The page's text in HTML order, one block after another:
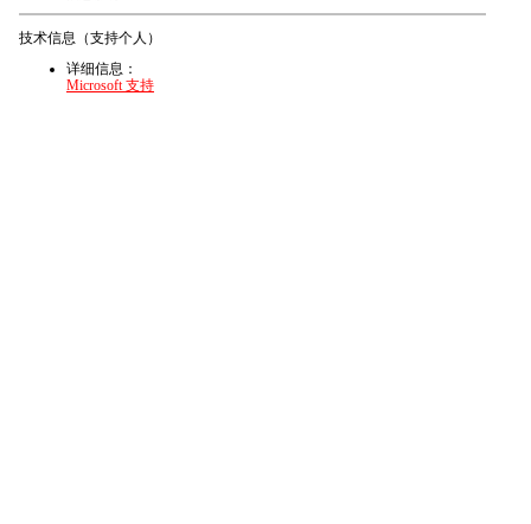
技术信息（支持个人）
详细信息：
Microsoft 支持